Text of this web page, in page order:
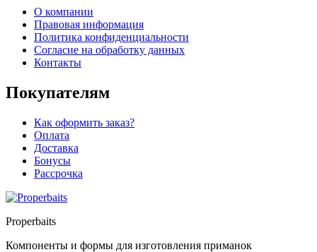
О компании
Правовая информация
Политика конфиденциальности
Согласие на обработку данных
Контакты
Покупателям
Как оформить заказ?
Оплата
Доставка
Бонусы
Рассрочка
Properbaits
Компоненты и формы для изготовления приманок